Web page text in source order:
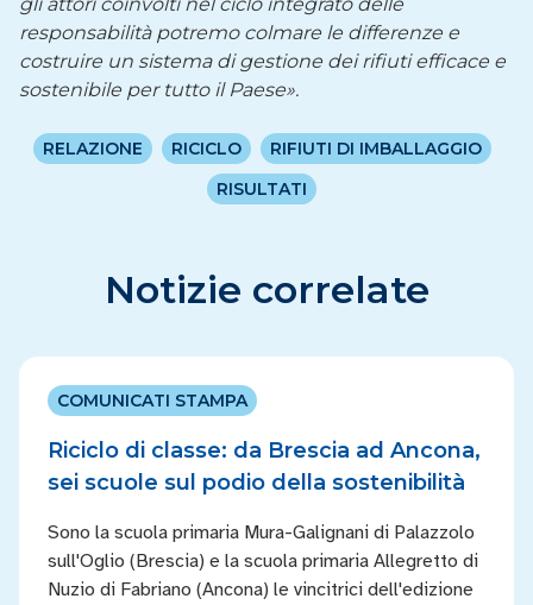
responsabilità potremo colmare le differenze e
costruire un sistema di gestione dei rifiuti efficace e
sostenibile per tutto il Paese».
RELAZIONE RICICLO
RIFIUTI DI IMBALLAGGIO
RISULTATI
Notizie correlate
COMUNICATI STAMPA
Riciclo di classe: da Brescia ad Ancona,
sei scuole sul podio della sostenibilità
Sono la scuola primaria Mura-Galignani di Palazzolo
sull'Oglio (Brescia) e la scuola primaria Allegretto di
Nuzio di Fabriano (Ancona) le vincitrici dell'edizione